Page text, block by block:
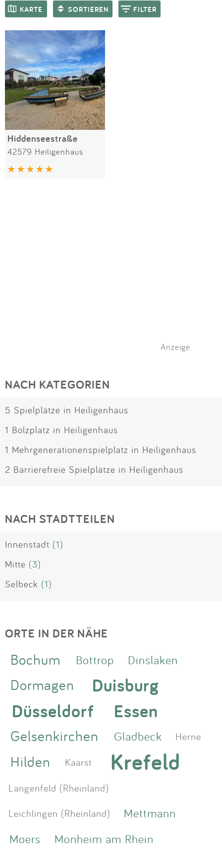
Anmelden
KARTE SORTIEREN FILTER
SPIELGERÄTE
Hiddenseestraße
42579 Heiligenhaus
Anzeige
NACH KATEGORIEN
5 Spielplätze in Heiligenhaus
1 Bolzplatz in Heiligenhaus
1 Mehrgenerationenspielplatz in Heiligenhaus
2 Barrierefreie Spielplätze in Heiligenhaus
NACH STADTTEILEN
Innenstadt (1)
Mitte (3)
Selbeck (1)
ORTE IN DER NÄHE
Bochum Bottrop Dinslaken
Dormagen
Duisburg
Düsseldorf
Essen
Gelsenkirchen Gladbeck Herne
Hilden Kaarst Krefeld
Langenfeld (Rheinland)
Leichlingen (Rheinland)
Mettmann
Moers
Monheim am Rhein